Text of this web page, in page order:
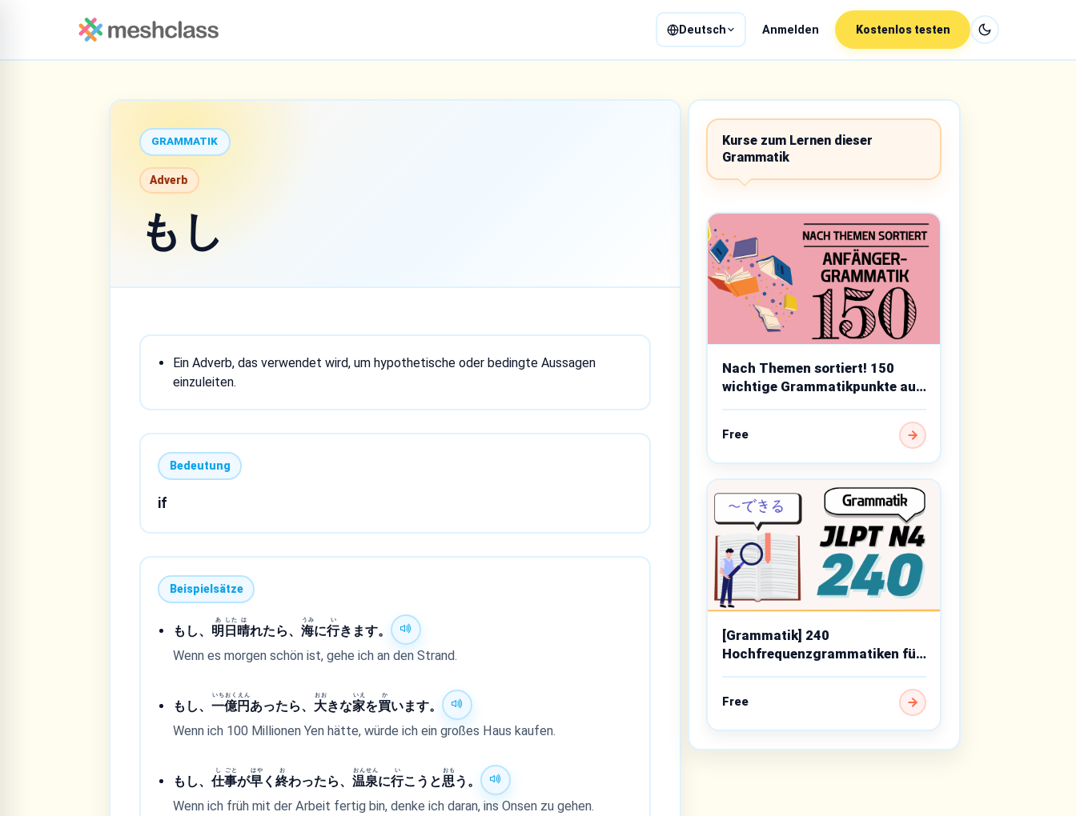
Deutsch Anmelden Kostenlos testen
GRAMMATIK
Adverb
もし
Ein Adverb, das verwendet wird, um hypothetische oder bedingte Aussagen
einzuleiten.
Bedeutung
if
Beispielsätze
もし、 明
あ
日
した
晴
は
れたら、海
うみ
に行
い
きます。
Wenn es morgen schön ist, gehe ich an den Strand.
もし、一
いち
億
おく
円
えん
あったら、 大
おお
きな家
いえ
を買
か
います。
Wenn ich 100 Millionen Yen hätte, würde ich ein großes Haus kaufen.
もし、仕
し
事
ごと
が早
はや
く終
お
わったら、温
おん
泉
せん
に行
い
こうと思
おも
う。
Wenn ich früh mit der Arbeit fertig bin, denke ich daran, ins Onsen zu gehen.
Kurse zum Lernen dieser
Grammatik
Nach Themen sortiert! 150
wichtige Grammatikpunkte auf
Anfängerniveau
Free
[Grammatik] 240
Hochfrequenzgrammatiken für
JLPT N4
Free